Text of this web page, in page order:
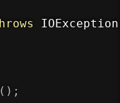
IOException
( ) ;